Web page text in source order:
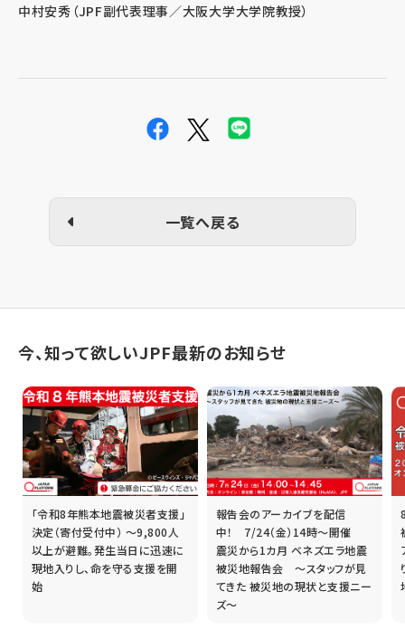
中村安秀（JPF副代表理事／大阪大学大学院教授）
一覧へ戻る
今、知って欲しいJPF最新のお知らせ
「令和8年熊本地震被災者支援」
決定（寄付受付中） ～9,800人
以上が避難。発生当日に迅速に
現地入りし、命を守る支援を開
始
報告会のアーカイブを配信
中！ 7/24（金）14時～開催
震災から1カ月 ベネズエラ地震
被災地報告会 ～スタッフが見
てきた 被災地の現状と支援ニー
ズ～